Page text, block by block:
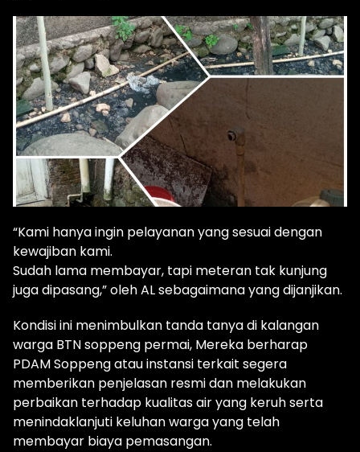
“Kami hanya ingin pelayanan yang sesuai dengan
kewajiban kami.
Sudah lama membayar, tapi meteran tak kunjung
juga dipasang,” oleh AL sebagaimana yang dijanjikan.
Kondisi ini menimbulkan tanda tanya di kalangan
warga BTN soppeng permai, Mereka berharap
PDAM Soppeng atau instansi terkait segera
memberikan penjelasan resmi dan melakukan
perbaikan terhadap kualitas air yang keruh serta
menindaklanjuti keluhan warga yang telah
membayar biaya pemasangan.